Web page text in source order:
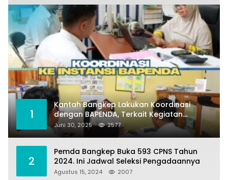
1
Kantah Bangkep Lakukan Koordinasi
dengan BAPENDA, Terkait Kegiatan
Fasilitasi Penilaian Tanah dan Ekonomi
Pertanahan
Juni 30, 2025 2577
2
Pemda Bangkep Buka 593 CPNS Tahun
2024. Ini Jadwal Seleksi Pengadaannya
Agustus 15, 2024 2007